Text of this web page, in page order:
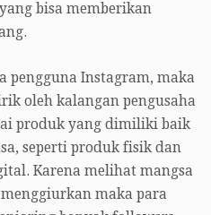
bisa memberikan
pengguna Instagram, maka
oleh kalangan pengusaha
produk yang dimiliki baik
seperti produk fisik dan
Karena melihat mangsa
maka para